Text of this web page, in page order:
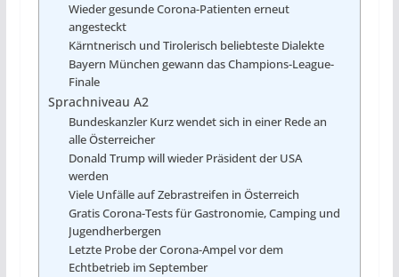
Wieder gesunde Corona-Patienten erneut
angesteckt
Kärntnerisch und Tirolerisch beliebteste Dialekte
Bayern München gewann das Champions-League-
Finale
Sprachniveau A2
Bundeskanzler Kurz wendet sich in einer Rede an
alle Österreicher
Donald Trump will wieder Präsident der USA
werden
Viele Unfälle auf Zebrastreifen in Österreich
Gratis Corona-Tests für Gastronomie, Camping und
Jugendherbergen
Letzte Probe der Corona-Ampel vor dem
Echtbetrieb im September